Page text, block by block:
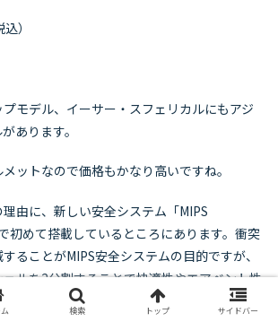
）
モデル、イーサー・スフェリカルにもアジ
あります。
ットなので価格もかなり高いですね。
由に、新しい安全システム「MIPS
初めて搭載しているところにあります。衝突
ることがMIPS安全システムの目的ですが、
ルを2分割することで快適性やエアベント性
、さらに安全性を向上させています。
検索 トップ サイドバー